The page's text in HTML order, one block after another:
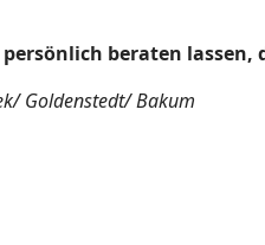
beraten lassen,
Goldenstedt/ Bakum